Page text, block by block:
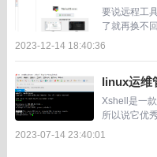
绿色版(
要说远程工
了就再换不
是开源的，
2023-12-14 18:40:36
linux运维
p.exe
Xshell是一
所以说它优
较丝滑。 什
2023-07-14 23:40:01